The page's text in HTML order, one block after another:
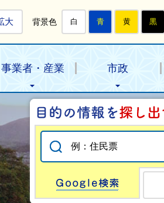
大 背景色 白 青 黄 黒
事業者・産業 市政